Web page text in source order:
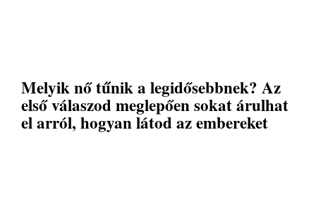
Melyik nő tűnik a legidősebbnek? Az
első válaszod meglepően sokat árulhat
el arról, hogyan látod az embereket